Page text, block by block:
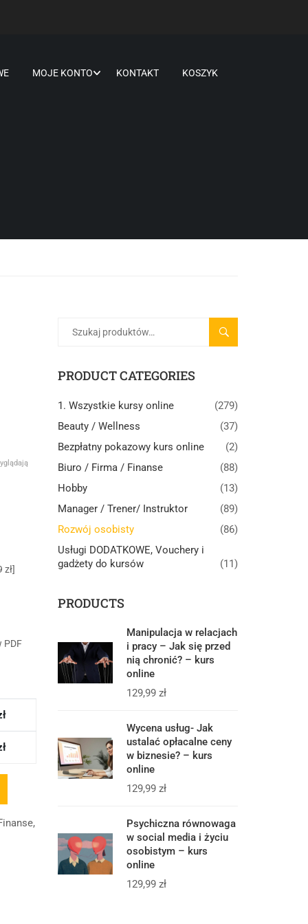
MOJE KONTO KONTAKT KOSZYK
zł]
PDF
,
SZUKAJ
PRODUCT CATEGORIES
1. Wszystkie kursy online
(279)
Beauty / Wellness
(37)
Bezpłatny pokazowy kurs online
(2)
Biuro / Firma / Finanse
(88)
Hobby
(13)
Manager / Trener/ Instruktor
(89)
Rozwój osobisty
(86)
Usługi DODATKOWE, Vouchery i
gadżety do kursów
(11)
PRODUCTS
Manipulacja w relacjach
i pracy – Jak się przed
nią chronić? – kurs
online
129,99 zł
Wycena usług- Jak
ustalać opłacalne ceny
w biznesie? – kurs
online
129,99 zł
Psychiczna równowaga
w social media i życiu
osobistym – kurs
online
129,99 zł